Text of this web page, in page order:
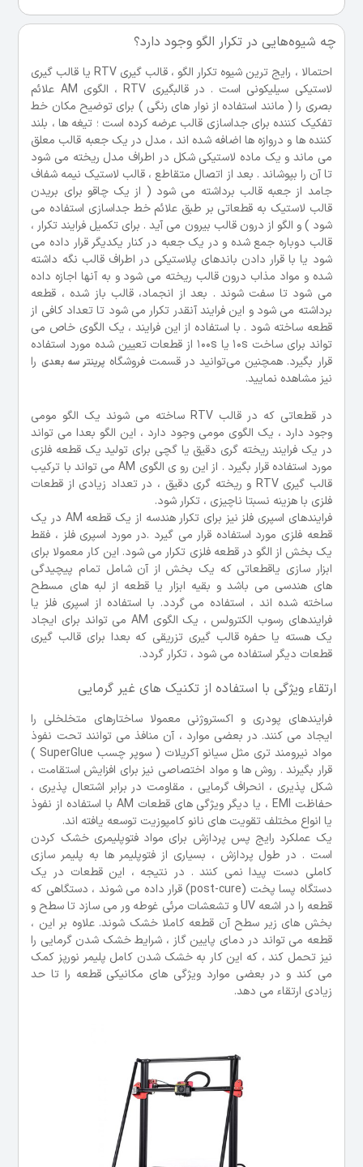
چه شیوه‌هایی در تکرار الگو وجود دارد؟
احتمالا ، رایج ترین شیوه تکرار الگو ، قالب گیری RTV یا قالب گیری
لاستیکی سیلیکونی است . در قالبگیری RTV ، الگوی AM علائم
بصری را ( مانند استفاده از نوار های رنگی ) برای توضیح مکان خط
تفکیک کننده برای جداسازی قالب عرضه کرده است ؛ تیغه ها ، بلند
کننده ها و دروازه ها اضافه شده اند ، مدل در یک جعبه قالب معلق
می ماند و یک ماده لاستیکی شکل در اطراف مدل ریخته می شود
تا آن را بپوشاند . بعد از اتصال متقاطع ، قالب لاستیک نیمه شفاف
جامد از جعبه قالب برداشته می شود ( از یک چاقو برای بریدن
قالب لاستیک به قطعاتی بر طبق علائم خط جداسازی استفاده می
شود ) و الگو از درون قالب بیرون می آید . برای تکمیل فرایند تکرار ،
قالب دوباره جمع شده و در یک جعبه در کنار یکدیگر قرار داده می
شود یا با قرار دادن باندهای پلاستیکی در اطراف قالب نگه داشته
شده و مواد مذاب درون قالب ریخته می شود و به آنها اجازه داده
می شود تا سفت شوند . بعد از انجماد، قالب باز شده ، قطعه
برداشته می شود و این فرایند آنقدر تکرار می شود تا تعداد کافی از
قطعه ساخته شود . با استفاده از این فرایند ، یک الگوی خاص می
تواند برای ساخت 10s یا 100s از قطعات تعیین شده مورد استفاده
قرار بگیرد. همچنین می‌توانید در قسمت فروشگاه پرینتر سه بعدی را
نیز مشاهده نمایید.
در قطعاتی که در قالب RTV ساخته می شوند یک الگو مومی
وجود دارد ، یک الگوی مومی وجود دارد ، این الگو بعدا می تواند
در یک فرایند ریخته گری دقیق یا گچی برای تولید یک قطعه فلزی
مورد استفاده قرار بگیرد . از این رو ی الگوی AM می تواند با ترکیب
قالب گیری RTV و ریخته گری دقیق ، در تعداد زیادی از قطعات
فلزی با هزینه نسبتا ناچیزی ، تکرار شود.
فرایندهای اسپری فلز نیز برای تکرار هندسه از یک قطعه AM در یک
قطعه فلزی مورد استفاده قرار می گیرد .در مورد اسپری فلز ، فقط
یک بخش از الگو در قطعه فلزی تکرار می شود. این کار معمولا برای
ابزار سازی یاقطعاتی که یک بخش از آن شامل تمام پیچیدگی
های هندسی می باشد و بقیه ابزار یا قطعه از لبه های مسطح
ساخته شده اند ، استفاده می گردد. با استفاده از اسپری فلز یا
فرایندهای رسوب الکترولس ، یک الگوی AM می تواند برای ایجاد
یک هسته یا حفره قالب گیری تزریقی که بعدا برای قالب گیری
قطعات دیگر استفاده می شود ، تکرار گردد.
ارتقاء ویژگی با استفاده از تکنیک های غیر گرمایی
فرایندهای پودری و اکستروژنی معمولا ساختارهای متخلخلی را
ایجاد می کنند. در بعضی موارد ، آن منافذ می توانند تحت نفوذ
مواد نیرومند تری مثل سیانو آکریلات ( سوپر چسب SuperGlue )
قرار بگیرند . روش ها و مواد اختصاصی نیز برای افزایش استقامت ،
شکل پذیری ، انحراف گرمایی ، مقاومت در برابر اشتعال پذیری ،
حفاظت EMI ، یا دیگر ویژگی های قطعات AM با استفاده از نفوذ
یا انواع مختلف تقویت های نانو کامپوزیت توسعه یافته اند.
یک عملکرد رایج پس پردازش برای مواد فتوپلیمری خشک کردن
است . در طول پردازش ، بسیاری از فتوپلیمر ها به پلیمر سازی
کاملی دست پیدا نمی کنند . در نتیجه ، این قطعات در یک
دستگاه پسا پخت (post-cure) قرار داده می شوند ، دستگاهی که
قطعه را در اشعه UV و تشعشات مرئی غوطه ور می سازد تا سطح و
بخش های زیر سطح آن قطعه کاملا خشک شوند. علاوه بر این ،
قطعه می تواند در دمای پایین گاز ، شرایط خشک شدن گرمایی را
نیز تحمل کند ، که این کار به خشک شدن کامل پلیمر نورپز کمک
می کند و در بعضی موارد ویژگی های مکانیکی قطعه را تا حد
زیادی ارتقاء می دهد.